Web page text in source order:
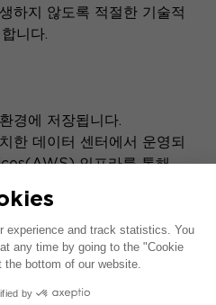
하지 않도록 적절한 기술적
니다.
경에 저장됩니다.
한 데이터 센터에서 운영되
인프라를 통해
다음 주소에 위치하고 있
P.O. Box 81226
USA